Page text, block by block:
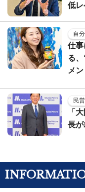
低レ
自
仕事
る
メン
民
「
長